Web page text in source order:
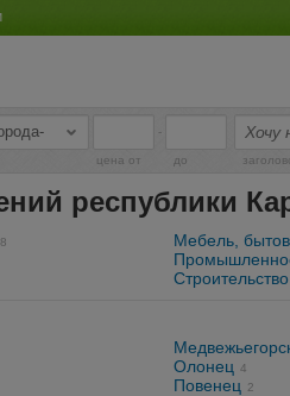
-
цена от до
республики
Мебель,
Олонец
4
Повенец 2